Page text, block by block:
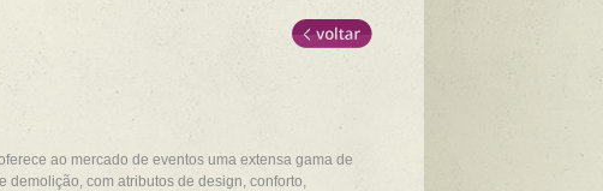
ao mercado de eventos uma extensa gama de
demolição, com atributos de design, conforto,